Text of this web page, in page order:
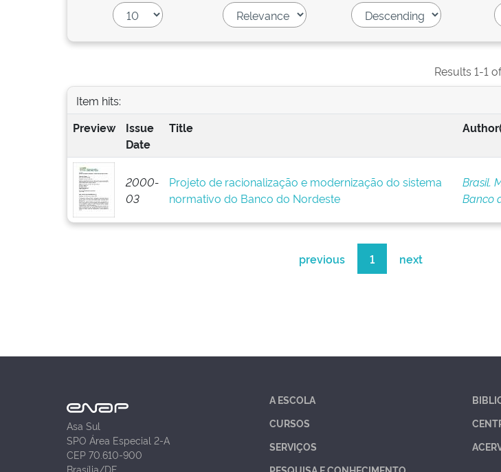
Results 1-1
Item hits:
Preview
Issue
Date
Title
2000-
03
Projeto de racionalização e modernização do sistema
normativo do Banco do Nordeste
Brasil.
Banco
previous 1 next
Asa Sul
SPO Área Especial 2-A
CEP 70.610-900
Brasília/DF
A ESCOLA
CURSOS
SERVIÇOS